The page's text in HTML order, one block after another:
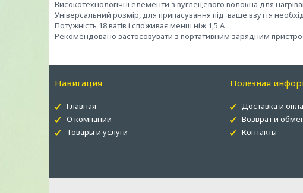
Високотехнологічні елементи з вуглецевого волокна для
Універсальний розмір, для припасування під ваше взуття
Потужність 18 ватів і споживає менш ніж 1,5 А
Рекомендовано застосовувати з портативним зарядним
Навигация
Главная
О компании
Товары и услуги
Полезная
Доставка и
Возврат и
Контакты